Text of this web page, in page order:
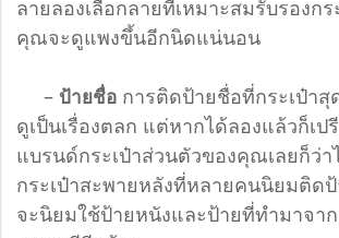
ลายลองเลือกลายที่เหมาะสมรับรองก
คุณจะดูแพงขึ้นอีกนิดแน่นอน
– ป้ายชื่อ การติดป้ายชื่อที่กระเป๋า
ดูเป็นเรื่องตลก แต่หากได้ลองแล้วก็เป
แบรนด์กระเป๋าส่วนตัวของคุณเลยก็ว่า
กระเป๋าสะพายหลังที่หลายคนนิยมติด
จะนิยมใช้ป้ายหนังและป้ายที่ทำมาจาก